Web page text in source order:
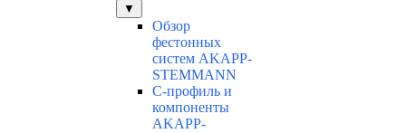
▼
Обзор
фестонных
систем AKAPP-
STEMMANN
С-профиль и
компоненты
AKAPP-